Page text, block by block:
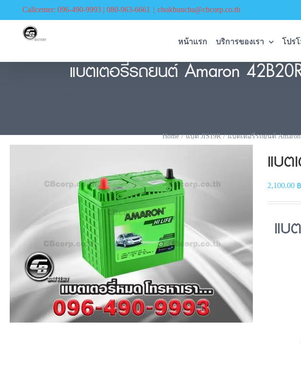
Callcenter: 096-490-9993 | 080-963-6661 | chokbuncha@cbcorp.co.th
หน้าแรก บริการของเรา โปร
แบตเตอรี่รถยนต์ Amaron
Home แบต JIS19R แบตเตอรี่รถยนต์
แบ
2,100.00 ฿
แบ